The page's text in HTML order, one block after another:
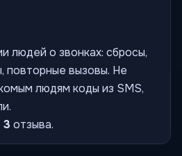
людей о звонках: сбросы,
повторные вызовы. Не
людям коды из SMS,
3 отзыва.